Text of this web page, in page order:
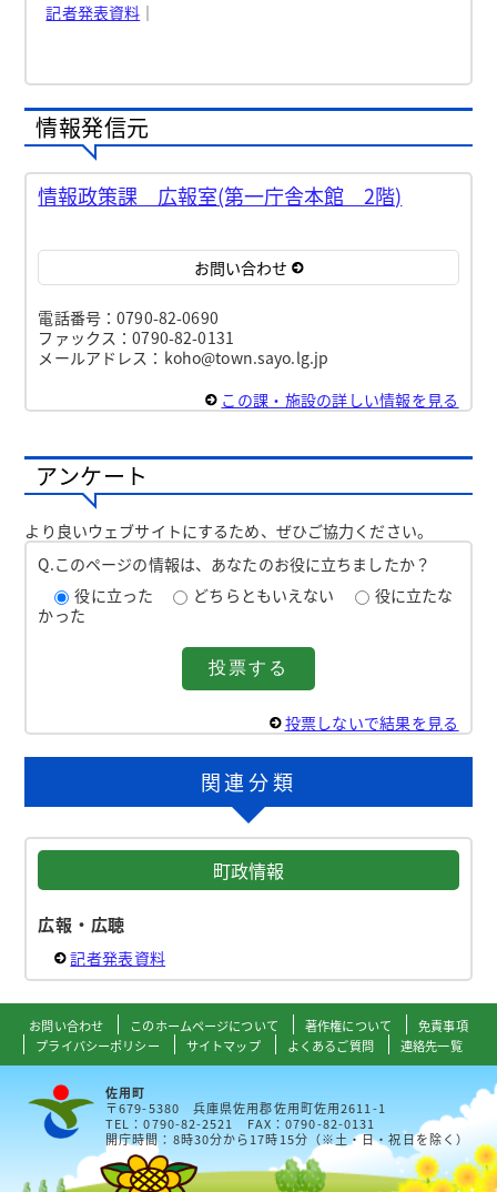
記者発表資料 ｜
情報発信元
情報政策課 広報室(第一庁舎本館 2階)
お問い合わせ
電話番号：0790-82-0690
ファックス：0790-82-0131
メールアドレス：koho@town.sayo.lg.jp
この課・施設の詳しい情報を見る
アンケート
より良いウェブサイトにするため、ぜひご協力ください。
Q.このページの情報は、あなたのお役に立ちましたか？
役に立った
どちらともいえない
役に立たな
かった
投票しないで結果を見る
関連分類
町政情報
広報・広聴
記者発表資料
お問い合わせ このホームページについて 著作権について
免責事項
プライバシーポリシー
サイトマップ よくあるご質問 連絡先一覧
佐用町
〒679-5380 兵庫県佐用郡佐用町佐用2611-1
TEL：0790-82-2521 FAX：0790-82-0131
開庁時間：8時30分から17時15分（※土・日・祝日を除く）